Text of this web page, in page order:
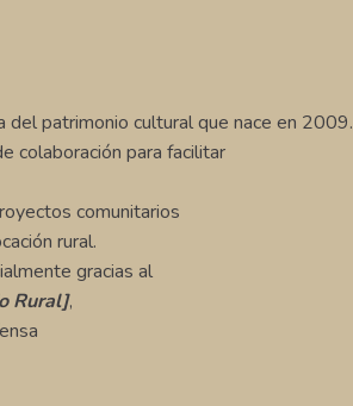
del patrimonio cultural que nace en 2009.
colaboración para facilitar
comunitarios
rural.
gracias al
Rural],